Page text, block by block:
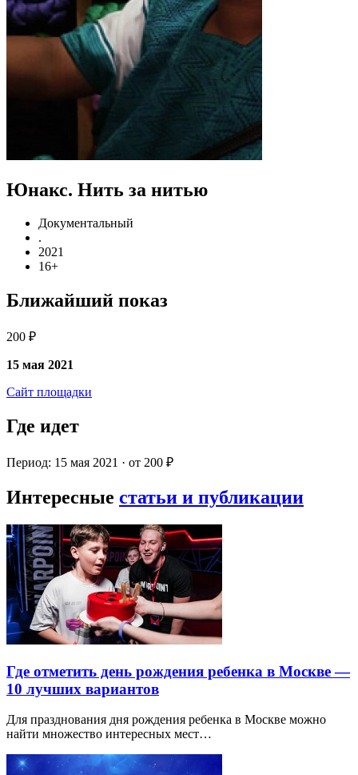
Юнакс. Нить за нитью
Документальный
.
2021
16+
Ближайший показ
200 ₽
15 мая 2021
Сайт площадки
Где идет
Период: 15 мая 2021 · от 200 ₽
Интересные статьи и публикации
Где отметить день рождения ребенка в Москве —
10 лучших вариантов
Для празднования дня рождения ребенка в Москве можно
найти множество интересных мест…